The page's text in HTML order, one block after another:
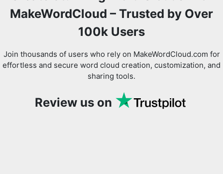
MakeWordCloud – Trusted by Over
100k Users
Join thousands of users who rely on MakeWordCloud.com for
effortless and secure word cloud creation, customization, and
sharing tools.
Review us on